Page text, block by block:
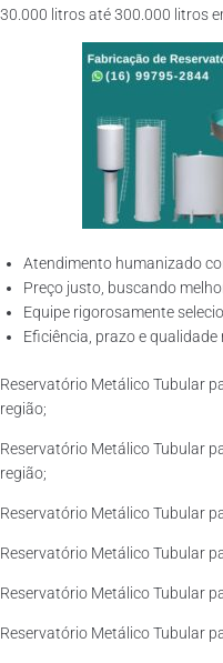
30.000 litros até 300.000 litros
Atendimento humanizado
Preço justo, buscando
Equipe rigorosamente
Eficiência, prazo e qualidade
Reservatório Metálico Tubular
região;
Reservatório Metálico Tubular
região;
Reservatório Metálico Tubular
Reservatório Metálico Tubular
Reservatório Metálico Tubular
Reservatório Metálico Tubular